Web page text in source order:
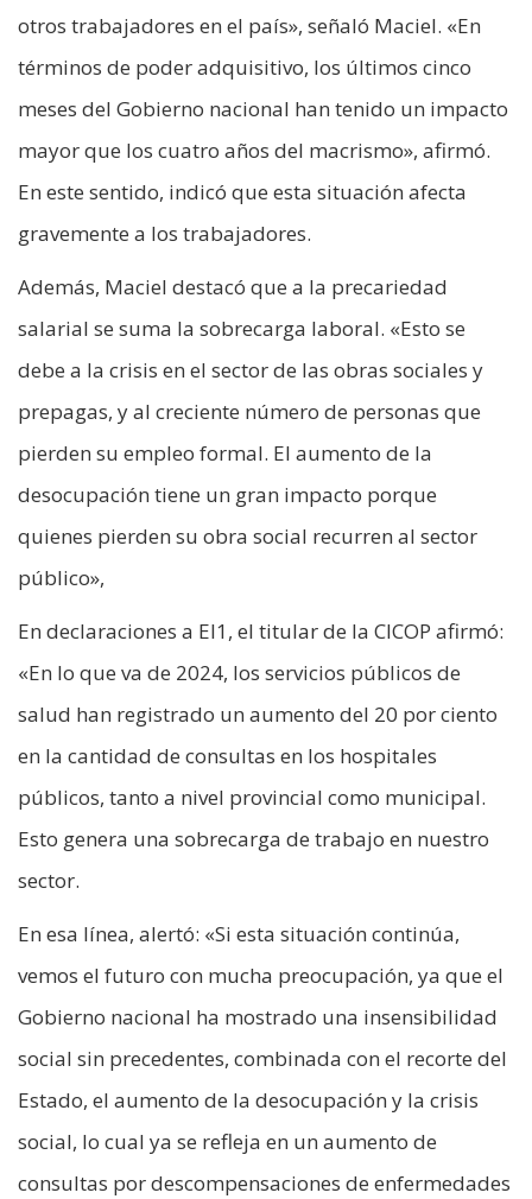
otros trabajadores en el país», señaló Maciel. «En
términos de poder adquisitivo, los últimos cinco
meses del Gobierno nacional han tenido un impacto
mayor que los cuatro años del macrismo», afirmó.
En este sentido, indicó que esta situación afecta
gravemente a los trabajadores.
Además, Maciel destacó que a la precariedad
salarial se suma la sobrecarga laboral. «Esto se
debe a la crisis en el sector de las obras sociales y
prepagas, y al creciente número de personas que
pierden su empleo formal. El aumento de la
desocupación tiene un gran impacto porque
quienes pierden su obra social recurren al sector
público»,
En declaraciones a El1, el titular de la CICOP afirmó:
«En lo que va de 2024, los servicios públicos de
salud han registrado un aumento del 20 por ciento
en la cantidad de consultas en los hospitales
públicos, tanto a nivel provincial como municipal.
Esto genera una sobrecarga de trabajo en nuestro
sector.
En esa línea, alertó: «Si esta situación continúa,
vemos el futuro con mucha preocupación, ya que el
Gobierno nacional ha mostrado una insensibilidad
social sin precedentes, combinada con el recorte del
Estado, el aumento de la desocupación y la crisis
social, lo cual ya se refleja en un aumento de
consultas por descompensaciones de enfermedades